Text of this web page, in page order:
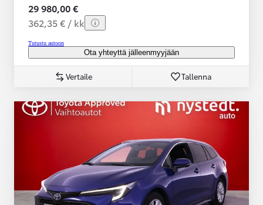
29 980,00 €
362,35 € / kk
Tutustu autoon
Ota yhteyttä jälleenmyyjään
Vertaile Tallenna